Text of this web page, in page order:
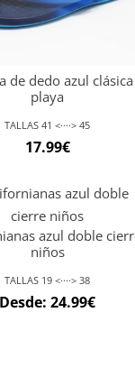
de dedo azul clásica
playa
TALLAS 41 <····> 45
17.99€
azul doble
niños
TALLAS 19 <····> 38
Desde:24.99€